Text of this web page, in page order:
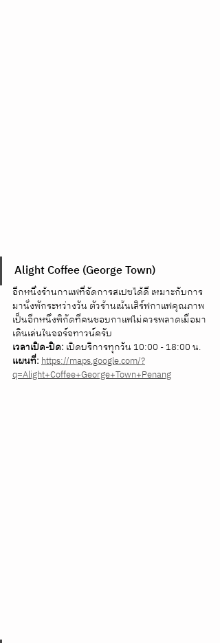
Alight Coffee (George Town)
อีกหนึ่งร้านกาแฟที่จัดการสเปซได้ดี เหมาะกับการ
มานั่งพักระหว่างวัน ตัวร้านเน้นเสิร์ฟกาแฟคุณภาพ
เป็นอีกหนึ่งพิกัดที่คนชอบกาแฟไม่ควรพลาดเมื่อมา
เดินเล่นในจอร์จทาวน์ครับ
เวลาเปิด-ปิด: เปิดบริการทุกวัน 10:00 - 18:00 น.
แผนที่:https://maps.google.com/?
q=Alight+Coffee+George+Town+Penang